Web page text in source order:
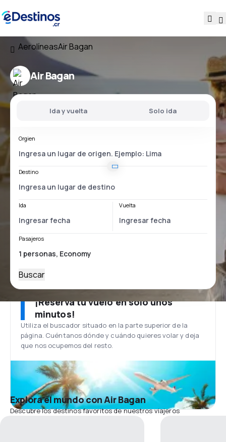
AerolíneasAir Bagan
Air Bagan
Ida y vuelta Solo ida
Orgien
Destino
Ida Vuelta
Pasajeros
Buscar
¡Reserva tu vuelo en solo unos
minutos!
Utiliza el buscador situado en la parte superior de la
página. Cuéntanos dónde y cuándo quieres volar y deja
que nos ocupemos del resto.
Explora el mundo con Air Bagan
Descubre los destinos favoritos de nuestros viajeros